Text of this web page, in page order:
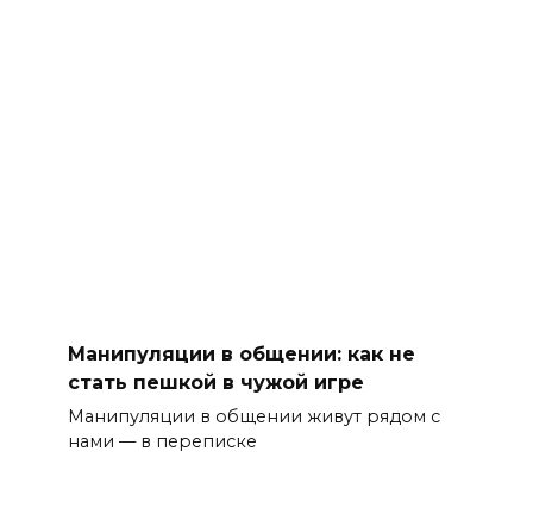
Манипуляции в общении: как не
стать пешкой в чужой игре
Манипуляции в общении живут рядом с
нами — в переписке